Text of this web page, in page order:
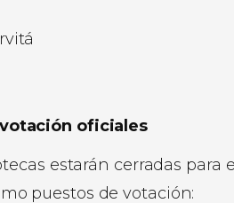
oficiales
estarán cerradas para
puestos de votación: